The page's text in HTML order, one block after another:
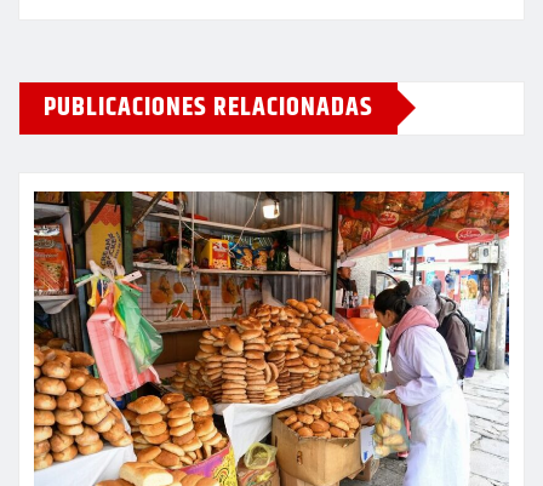
PUBLICACIONES RELACIONADAS